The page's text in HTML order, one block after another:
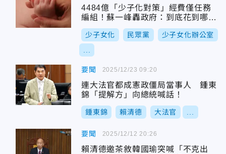
4484億「少子化對策」經費僅任務
編組！蘇一峰轟政府：到底花到哪裡
去了？
少子女化 民眾黨 少子女化辦公室
要聞
連大法官都成憲政僵局當事人 鍾東
錦「提解方」向總統喊話！
鍾東錦 賴清德 大法官
2025/12/23 09:20
要聞
賴清德邀茶敘韓國瑜突喊「不克出
2025/12/12 20:26